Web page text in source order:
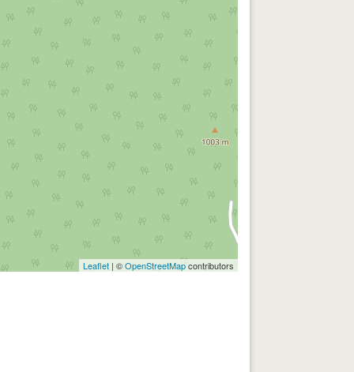
Leaflet | ©OpenStreetMapcontributors